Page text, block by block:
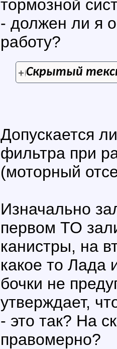
тормозной
- должен ли я
работу?
Скрытый
Допускается
фильтра при
(моторный
Изначально
первом ТО
канистры, на
какое то Лада
бочки не
утверждает,
- это так? На
правомерно?